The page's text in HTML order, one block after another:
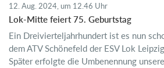
12. Aug. 2024, um 12.46 Uhr
Lok-Mitte feiert 75. Geburtstag
Ein Dreivierteljahrhundert ist es nun
dem ATV Schönefeld der ESV Lok
Später erfolgte die Umbenennung